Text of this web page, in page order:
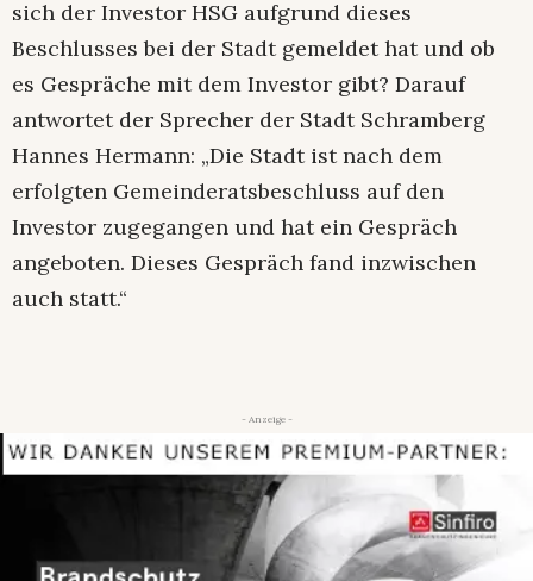
sich der Investor HSG aufgrund dieses
Beschlusses bei der Stadt gemeldet hat und ob
es Gespräche mit dem Investor gibt? Darauf
antwortet der Sprecher der Stadt Schramberg
Hannes Hermann: „Die Stadt ist nach dem
erfolgten Gemeinderatsbeschluss auf den
Investor zugegangen und hat ein Gespräch
angeboten. Dieses Gespräch fand inzwischen
auch statt.“
- Anzeige -